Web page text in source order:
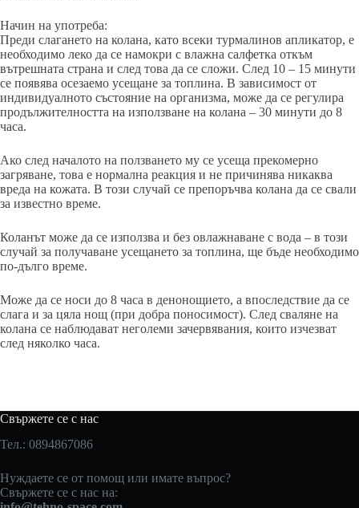
Начин на употреба:
Преди слагането на колана, като всеки турмалинов апликатор, е
необходимо леко да се намокри с влажна салфетка откъм
вътрешната страна и след това да се сложи. След 10 – 15 минути
се появява осезаемо усещане за топлина. В зависимост от
индивидуалното състояние на организма, може да се регулира
продължителността на използване на колана – 30 минути до 8
часа.
Ако след началото на ползването му се усеща прекомерно
загряване, това е нормална реакция и не причинява никаква
вреда на кожата. В този случай се препоръчва колана да се свали
за известно време.
Коланът може да се използва и без овлажнаване с вода – в този
случай за получаване усещането за топлина, ще бъде необходимо
по-дълго време.
Може да се носи до 8 часа в денонощието, а впоследствие да се
слага и за цяла нощ (при добра поносимост). След сваляне на
колана се наблюдават неголеми зачервявания, които изчезват
след няколко часа.
Свържете се с нас
Тел.: 0894867086
Нуждаете се от помощ или имате въпрос?
Свържете се с нас на: